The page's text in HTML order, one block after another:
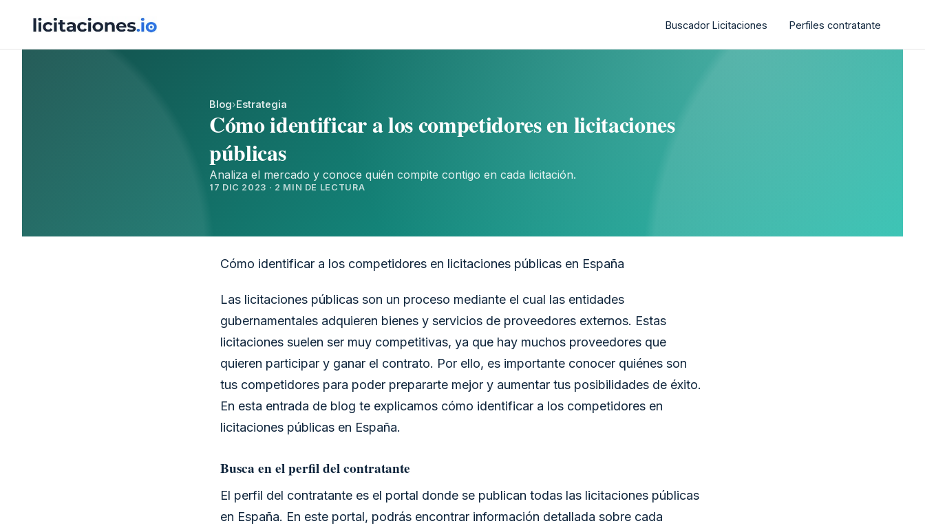
Buscador Licitaciones Perfiles contratante
Blog›Estrategia
Cómo identificar a los competidores en licitaciones
públicas
Analiza el mercado y conoce quién compite contigo en cada licitación.
17 DIC 2023 · 2 MIN DE LECTURA
Cómo identificar a los competidores en licitaciones públicas en España
Las licitaciones públicas son un proceso mediante el cual las entidades
gubernamentales adquieren bienes y servicios de proveedores externos. Estas
licitaciones suelen ser muy competitivas, ya que hay muchos proveedores que
quieren participar y ganar el contrato. Por ello, es importante conocer quiénes son
tus competidores para poder prepararte mejor y aumentar tus posibilidades de éxito.
En esta entrada de blog te explicamos cómo identificar a los competidores en
licitaciones públicas en España.
Busca en el perfil del contratante
El perfil del contratante es el portal donde se publican todas las licitaciones públicas
en España. En este portal, podrás encontrar información detallada sobre cada